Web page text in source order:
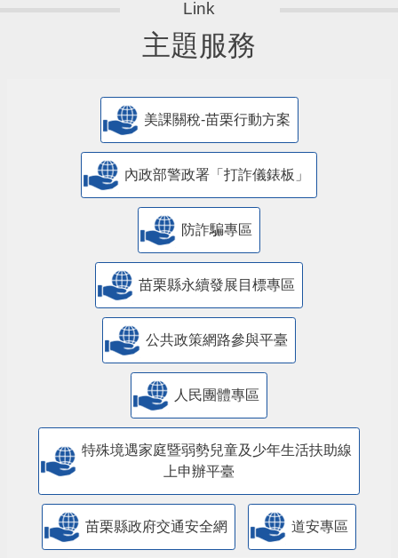
主題服務
美課關稅-苗栗行動方案
內政部警政署「打詐儀錶板」
防詐騙專區
苗栗縣永續發展目標專區
公共政策網路參與平臺
人民團體專區
特殊境遇家庭暨弱勢兒童及少年生活扶助線
上申辦平臺
苗栗縣政府交通安全網 道安專區